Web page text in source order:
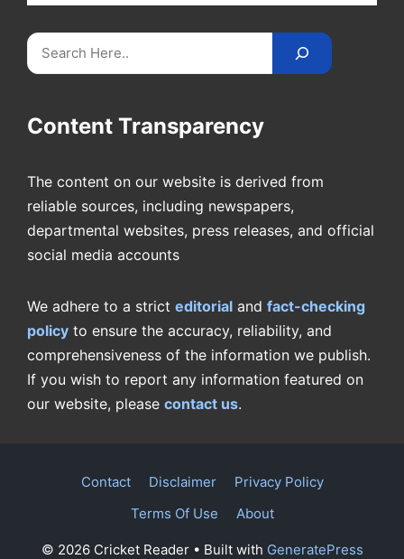
Search
Content Transparency
The content on our website is derived from
reliable sources, including newspapers,
departmental websites, press releases, and official
social media accounts
We adhere to a strict editorial and fact-checking
policy to ensure the accuracy, reliability, and
comprehensiveness of the information we publish.
If you wish to report any information featured on
our website, please contact us.
Contact Disclaimer
Privacy Policy
Terms Of Use
About
© 2026 Cricket Reader• Built with GeneratePress